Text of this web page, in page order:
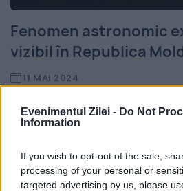
Evenimentul Zilei - Do Not
Information
If you wish to opt-out of the sale,
processing of your personal or
targeted advertising by us, please
Fenomen astronomic
vizibil în Republica
11 MAI 2024
Un fenomen astronomic
mai ales, absolut
latitudine, a fost
în Republica Moldova.